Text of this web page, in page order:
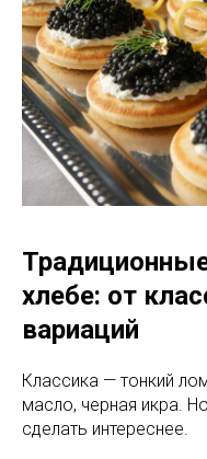
хлебе: от
вариаций
Классика — тонкий
масло, черная икра.
сделать интереснее.